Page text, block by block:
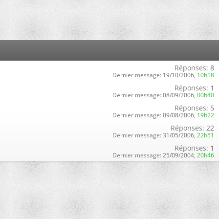
Réponses: 8
Dernier message: 19/10/2006, 10h18
Réponses: 1
Dernier message: 08/09/2006, 00h40
Réponses: 5
Dernier message: 09/08/2006, 19h22
Réponses: 22
Dernier message: 31/05/2006, 22h51
Réponses: 1
Dernier message: 25/09/2004, 20h46